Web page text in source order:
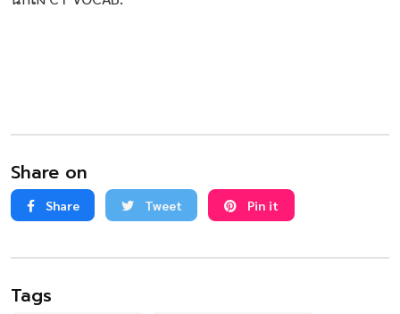
Share on
Share Tweet Pin it
Tags